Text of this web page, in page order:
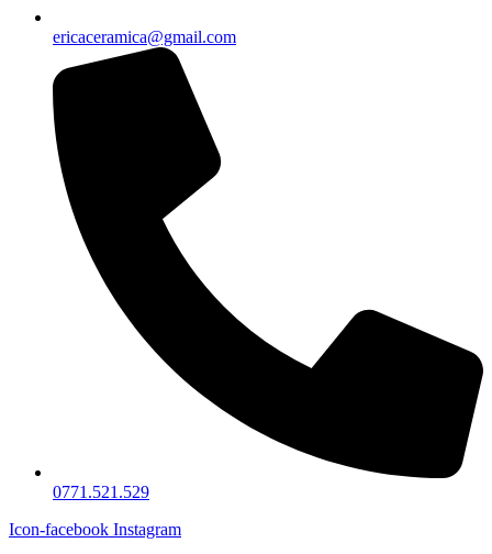
ericaceramica@gmail.com
0771.521.529
Icon-facebook Instagram